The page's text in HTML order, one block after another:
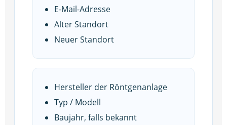
E-Mail-Adresse
Alter Standort
Neuer Standort
Hersteller der Röntgenanlage
Typ / Modell
Baujahr, falls bekannt